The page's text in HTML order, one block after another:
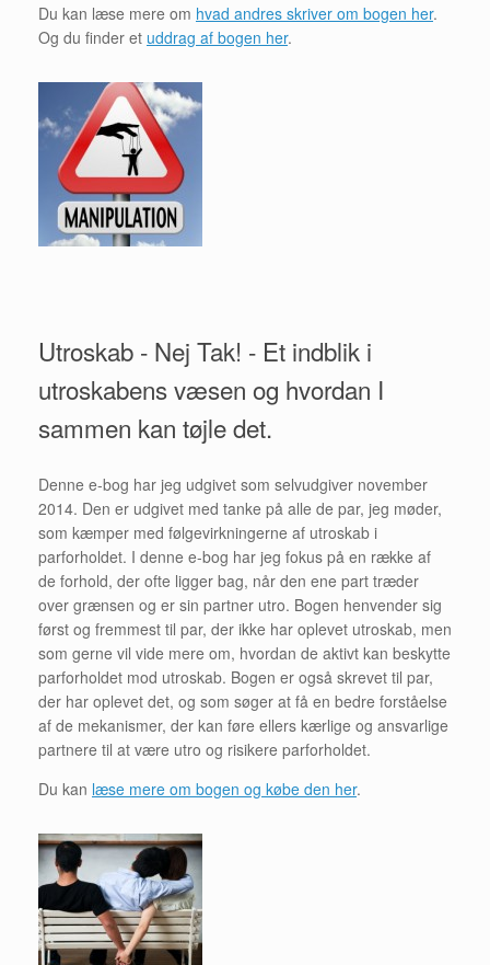
Du kan læse mere om hvad andres skriver om bogen her.
Og du finder et uddrag af bogen her.
Utroskab - Nej Tak! - Et indblik i
utroskabens væsen og hvordan I
sammen kan tøjle det.
Denne e-bog har jeg udgivet som selvudgiver november
2014. Den er udgivet med tanke på alle de par, jeg møder,
som kæmper med følgevirkningerne af utroskab i
parforholdet. I denne e-bog har jeg fokus på en række af
de forhold, der ofte ligger bag, når den ene part træder
over grænsen og er sin partner utro. Bogen henvender sig
først og fremmest til par, der ikke har oplevet utroskab, men
som gerne vil vide mere om, hvordan de aktivt kan beskytte
parforholdet mod utroskab. Bogen er også skrevet til par,
der har oplevet det, og som søger at få en bedre forståelse
af de mekanismer, der kan føre ellers kærlige og ansvarlige
partnere til at være utro og risikere parforholdet.
Du kan læse mere om bogen og købe den her.